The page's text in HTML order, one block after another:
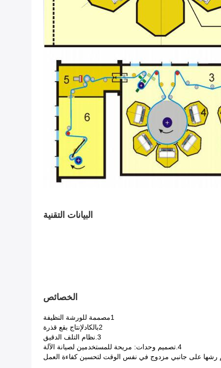
البيانات التقنية
الخصائص
1مصممة للورشة النظيفة
2بالكاد
لإنتاج بقع قذرة
3. نظام التلف الدقيق
4. تصميم وحدات: مريحة للمستخدمين لصيانة الآلة
رشها على جانبي مزدوج في نفس الوقت لتحسين كفاءة العمل